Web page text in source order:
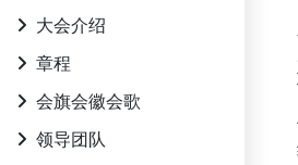
大会介绍
章程
会旗会徽会歌
领导团队